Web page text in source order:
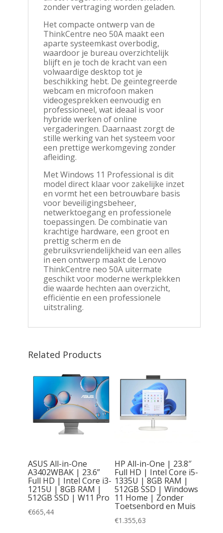
zonder vertraging worden geladen.
Het compacte ontwerp van de
ThinkCentre neo 50A maakt een
aparte systeemkast overbodig,
waardoor je bureau overzichtelijk
blijft en je toch de kracht van een
volwaardige desktop tot je
beschikking hebt. De geïntegreerde
webcam en microfoon maken
videogesprekken eenvoudig en
professioneel, wat ideaal is voor
hybride werken of online
vergaderingen. Daarnaast zorgt de
stille werking van het systeem voor
een prettige werkomgeving zonder
afleiding.
Met Windows 11 Professional is dit
model direct klaar voor zakelijke inzet
en vormt het een betrouwbare basis
voor beveiligingsbeheer,
netwerktoegang en professionele
toepassingen. De combinatie van
krachtige hardware, een groot en
prettig scherm en de
gebruiksvriendelijkheid van een alles
in een ontwerp maakt de Lenovo
ThinkCentre neo 50A uitermate
geschikt voor moderne werkplekken
die waarde hechten aan overzicht,
efficiëntie en een professionele
uitstraling.
Related Products
ASUS All-in-One
A3402WBAK | 23.6”
Full HD | Intel Core i3-
1215U | 8GB RAM |
512GB SSD | W11 Pro
€665,44
HP All-in-One | 23.8″
Full HD | Intel Core i5-
1335U | 8GB RAM |
512GB SSD | Windows
11 Home | Zonder
Toetsenbord en Muis
€1.355,63